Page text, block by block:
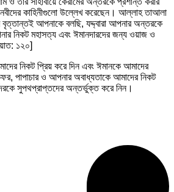
কাহিনীগুলো উল্লেখ করেছেন। আল্লাহ তাআলা
আপনাকে বলছি, যদ্দ্বারা আপনার অন্তরকে
নিকট মহাসত্য এবং ঈমানদারদের জন্য ওয়াজ ও
১২০]
নিকট প্রিয় করে দিন এবং ঈমানকে আমাদের
পাপাচার ও আপনার অবাধ্যতাকে আমাদের নিকট
সুপথপ্রাপ্তদের অন্তর্ভুক্ত করে নিন।